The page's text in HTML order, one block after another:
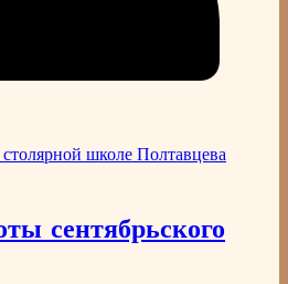
сентябрьского